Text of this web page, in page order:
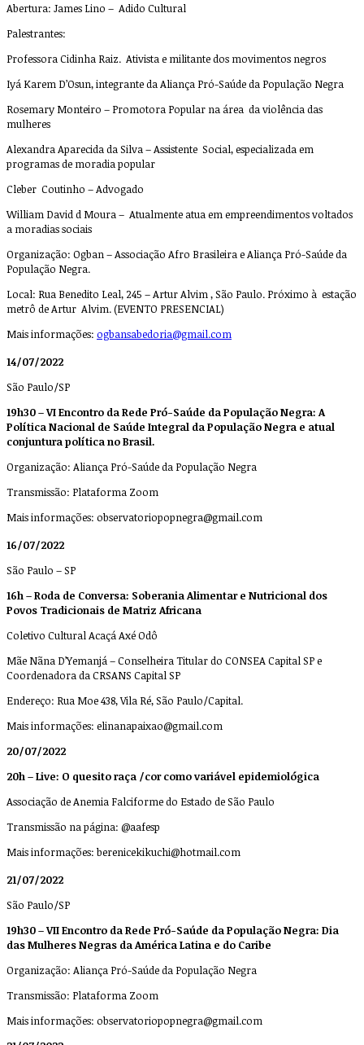
Abertura: James Lino – Adido Cultural
Palestrantes:
Professora Cidinha Raiz. Ativista e militante dos movimentos negros
Iyá Karem D’Osun, integrante da Aliança Pró-Saúde da População Negra
Rosemary Monteiro – Promotora Popular na área da violência das
mulheres
Alexandra Aparecida da Silva – Assistente Social, especializada em
programas de moradia popular
Cleber Coutinho – Advogado
William David d Moura – Atualmente atua em empreendimentos voltados
a moradias sociais
Organização: Ogban – Associação Afro Brasileira e Aliança Pró-Saúde da
População Negra.
Local: Rua Benedito Leal, 245 – Artur Alvim , São Paulo. Próximo à estação
metrô de Artur Alvim. (EVENTO PRESENCIAL)
Mais informações: ogbansabedoria@gmail.com
14/07/2022
São Paulo/SP
19h30 – VI Encontro da Rede Pró-Saúde da População Negra: A
Política Nacional de Saúde Integral da População Negra e atual
conjuntura política no Brasil.
Organização: Aliança Pró-Saúde da População Negra
Transmissão: Plataforma Zoom
Mais informações: observatoriopopnegra@gmail.com
16/07/2022
São Paulo – SP
16h – Roda de Conversa: Soberania Alimentar e Nutricional dos
Povos Tradicionais de Matriz Africana
Coletivo Cultural Acaçá Axé Odô
Mãe Nãna D’Yemanjá – Conselheira Titular do CONSEA Capital SP e
Coordenadora da CRSANS Capital SP
Endereço: Rua Moe 438, Vila Ré, São Paulo/Capital.
Mais informações: elinanapaixao@gmail.com
20/07/2022
20h – Live: O quesito raça /cor como variável epidemiológica
Associação de Anemia Falciforme do Estado de São Paulo
Transmissão na página: @aafesp
Mais informações: berenicekikuchi@hotmail.com
21/07/2022
São Paulo/SP
19h30 – VII Encontro da Rede Pró-Saúde da População Negra: Dia
das Mulheres Negras da América Latina e do Caribe
Organização: Aliança Pró-Saúde da População Negra
Transmissão: Plataforma Zoom
Mais informações: observatoriopopnegra@gmail.com